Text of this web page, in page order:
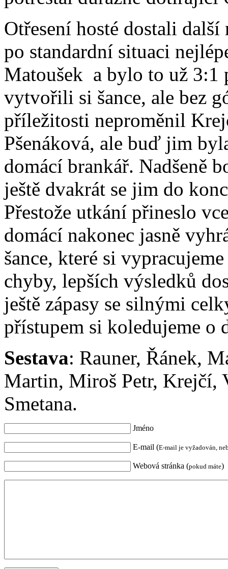
Otřesení hosté dostali
po standardní situaci
Matoušek a bylo to už 3:1
vytvořili si šance, ale bez
příležitosti neproměnil
Pšenáková, ale buď jim
domácí brankář. Nadšeně
ještě dvakrát se jim do
Přestože utkání přineslo
domácí nakonec jasně
šance, které si
chyby, lepších výsledků
ještě zápasy se silnými
přístupem si koledujeme o
Sestava: Rauner, Řánek,
Martin, Miroš Petr, Krejčí,
Smetana.
Jméno
E-mail (E-mail je vyžadován,
Webová stránka (pokud máte)